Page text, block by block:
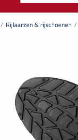
Rijlaarzen & rijschoenen